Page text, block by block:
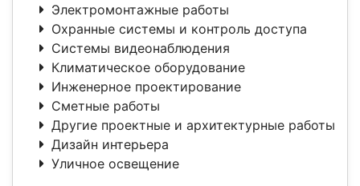
Электромонтажные работы
Охранные системы и контроль доступа
Системы видеонаблюдения
Климатическое оборудование
Инженерное проектирование
Сметные работы
Другие проектные и архитектурные работы
Дизайн интерьера
Уличное освещение